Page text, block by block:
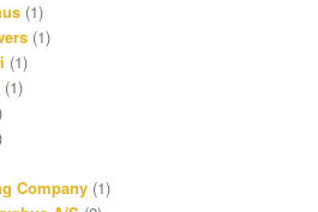
(1)
(1)
(1)
(1)
Company (1)